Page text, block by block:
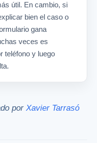
útil. En cambio, si
bien el caso o
gana
veces es
teléfono y luego
por Xavier Tarrasó